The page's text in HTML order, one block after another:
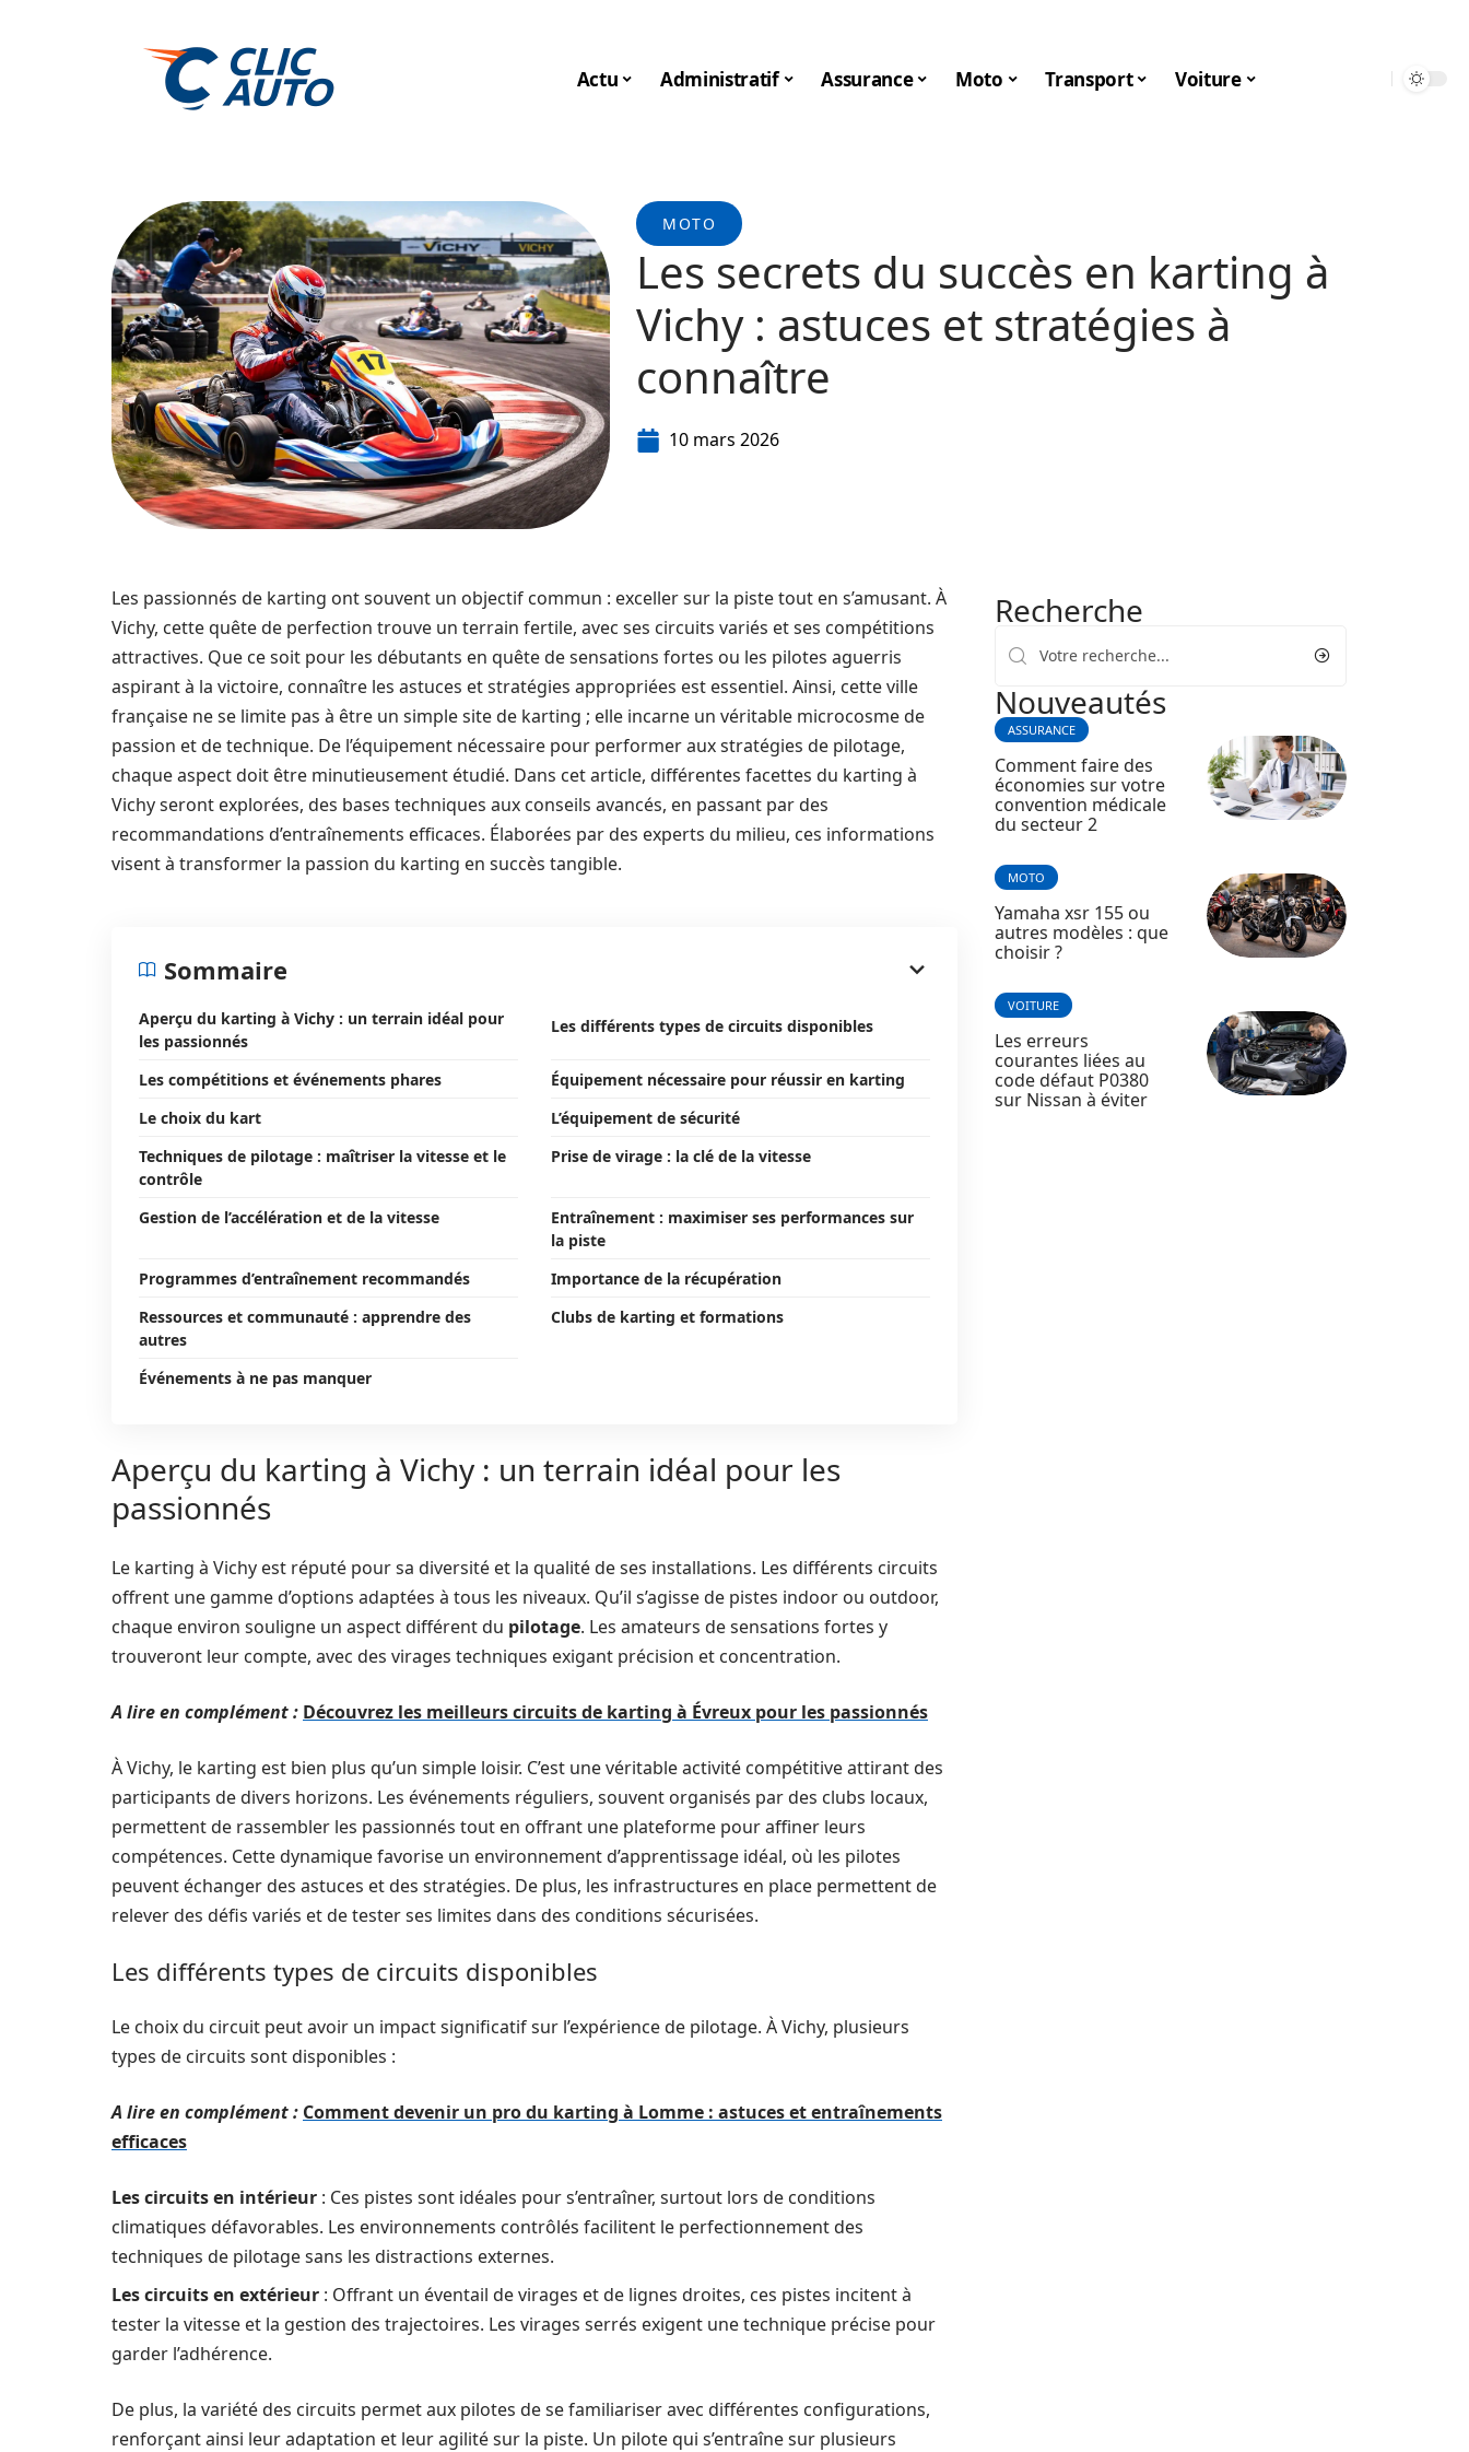
Actu Administratif Assurance Moto Transport Voiture
MOTO
Les secrets du succès en karting à
Vichy : astuces et stratégies à
connaître
10 mars 2026
Les passionnés de karting ont souvent un objectif commun : exceller sur la piste tout en s’amusant. À
Vichy, cette quête de perfection trouve un terrain fertile, avec ses circuits variés et ses compétitions
attractives. Que ce soit pour les débutants en quête de sensations fortes ou les pilotes aguerris
aspirant à la victoire, connaître les astuces et stratégies appropriées est essentiel. Ainsi, cette ville
française ne se limite pas à être un simple site de karting ; elle incarne un véritable microcosme de
passion et de technique. De l’équipement nécessaire pour performer aux stratégies de pilotage,
chaque aspect doit être minutieusement étudié. Dans cet article, différentes facettes du karting à
Vichy seront explorées, des bases techniques aux conseils avancés, en passant par des
recommandations d’entraînements efficaces. Élaborées par des experts du milieu, ces informations
visent à transformer la passion du karting en succès tangible.
Sommaire
Aperçu du karting à Vichy : un terrain idéal pour
les passionnés
Les différents types de circuits disponibles
Les compétitions et événements phares
Équipement nécessaire pour réussir en karting
Le choix du kart
L’équipement de sécurité
Techniques de pilotage : maîtriser la vitesse et le
contrôle
Prise de virage : la clé de la vitesse
Gestion de l’accélération et de la vitesse
Entraînement : maximiser ses performances sur
la piste
Programmes d’entraînement recommandés
Importance de la récupération
Ressources et communauté : apprendre des
autres
Clubs de karting et formations
Événements à ne pas manquer
Aperçu du karting à Vichy : un terrain idéal pour les
passionnés
Le karting à Vichy est réputé pour sa diversité et la qualité de ses installations. Les différents circuits
offrent une gamme d’options adaptées à tous les niveaux. Qu’il s’agisse de pistes indoor ou outdoor,
chaque environ souligne un aspect différent du pilotage. Les amateurs de sensations fortes y
trouveront leur compte, avec des virages techniques exigant précision et concentration.
A lire en complément : Découvrez les meilleurs circuits de karting à Évreux pour les passionnés
À Vichy, le karting est bien plus qu’un simple loisir. C’est une véritable activité compétitive attirant des
participants de divers horizons. Les événements réguliers, souvent organisés par des clubs locaux,
permettent de rassembler les passionnés tout en offrant une plateforme pour affiner leurs
compétences. Cette dynamique favorise un environnement d’apprentissage idéal, où les pilotes
peuvent échanger des astuces et des stratégies. De plus, les infrastructures en place permettent de
relever des défis variés et de tester ses limites dans des conditions sécurisées.
Les différents types de circuits disponibles
Le choix du circuit peut avoir un impact significatif sur l’expérience de pilotage. À Vichy, plusieurs
types de circuits sont disponibles :
A lire en complément : Comment devenir un pro du karting à Lomme : astuces et entraînements
efficaces
Les circuits en intérieur : Ces pistes sont idéales pour s’entraîner, surtout lors de conditions
climatiques défavorables. Les environnements contrôlés facilitent le perfectionnement des
techniques de pilotage sans les distractions externes.
Les circuits en extérieur : Offrant un éventail de virages et de lignes droites, ces pistes incitent à
tester la vitesse et la gestion des trajectoires. Les virages serrés exigent une technique précise pour
garder l’adhérence.
De plus, la variété des circuits permet aux pilotes de se familiariser avec différentes configurations,
renforçant ainsi leur adaptation et leur agilité sur la piste. Un pilote qui s’entraîne sur plusieurs
Recherche
Nouveautés
ASSURANCE
Comment faire des
économies sur votre
convention médicale
du secteur 2
MOTO
Yamaha xsr 155 ou
autres modèles : que
choisir ?
VOITURE
Les erreurs
courantes liées au
code défaut P0380
sur Nissan à éviter